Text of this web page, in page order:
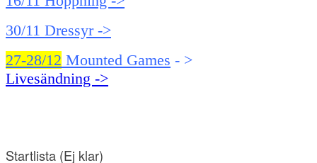
30/11 Dressyr ->
27-28/12 Mounted Games - >
Livesändning ->
Startlista (Ej klar)